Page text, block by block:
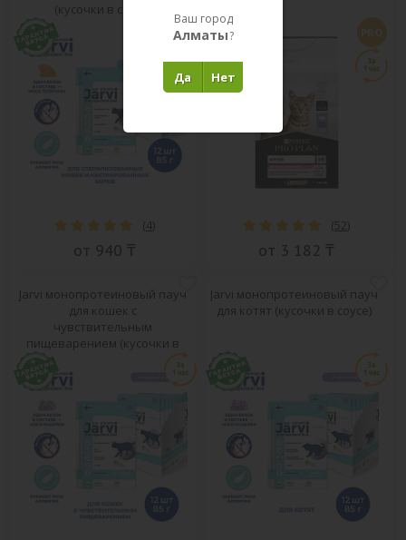
(кусочки в соусе)
(4)
от 940 ₸
(52)
от 3 182 ₸
Jarvi монопротеиновый пауч
для кошек с
чувствительным
пищеварением (кусочки в
Jarvi монопротеиновый пауч
для котят (кусочки в соусе)
Ваш город
Алматы?
Нет
Да